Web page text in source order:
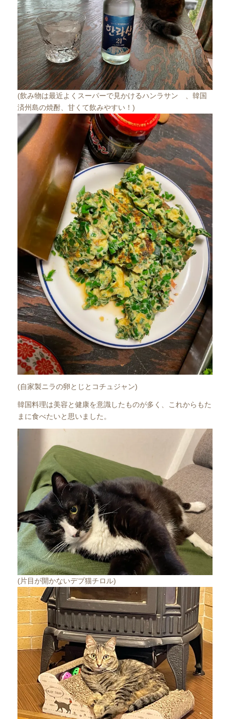
(飲み物は最近よくスーパーで見かけるハンラサン 、韓国
済州島の焼酎、甘くて飲みやすい！)
(自家製ニラの卵とじとコチュジャン)
韓国料理は美容と健康を意識したものが多く、これからもた
まに食べたいと思いました。
(片目が開かないデブ猫チロル)